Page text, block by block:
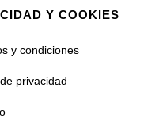
Y COOKIES
y condiciones
privacidad